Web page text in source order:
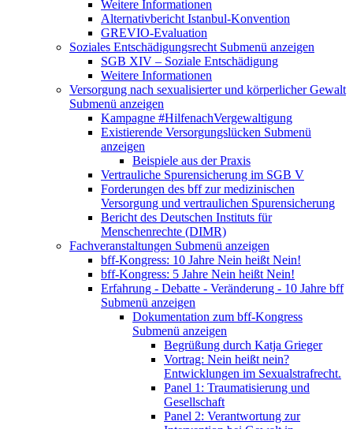
Weitere Informationen
Alternativbericht Istanbul-Konvention
GREVIO-Evaluation
Soziales Entschädigungsrecht Submenü anzeigen
SGB XIV – Soziale Entschädigung
Weitere Informationen
Versorgung nach sexualisierter und körperlicher Gewalt
Submenü anzeigen
Kampagne #HilfenachVergewaltigung
Existierende Versorgungslücken Submenü
anzeigen
Beispiele aus der Praxis
Vertrauliche Spurensicherung im SGB V
Forderungen des bff zur medizinischen
Versorgung und vertraulichen Spurensicherung
Bericht des Deutschen Instituts für
Menschenrechte (DIMR)
Fachveranstaltungen Submenü anzeigen
bff-Kongress: 10 Jahre Nein heißt Nein!
bff-Kongress: 5 Jahre Nein heißt Nein!
Erfahrung - Debatte - Veränderung - 10 Jahre bff
Submenü anzeigen
Dokumentation zum bff-Kongress
Submenü anzeigen
Begrüßung durch Katja Grieger
Vortrag: Nein heißt nein?
Entwicklungen im Sexualstrafrecht.
Panel 1: Traumatisierung und
Gesellschaft
Panel 2: Verantwortung zur